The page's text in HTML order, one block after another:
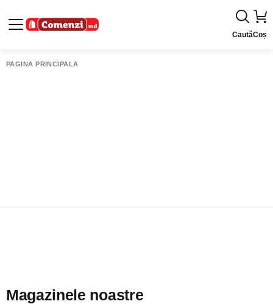
CautăCoș
PAGINA PRINCIPALĂ
Magazinele noastre